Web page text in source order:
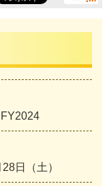
日（土）